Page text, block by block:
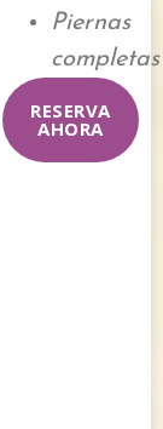
Piernas
RESERVA
AHORA